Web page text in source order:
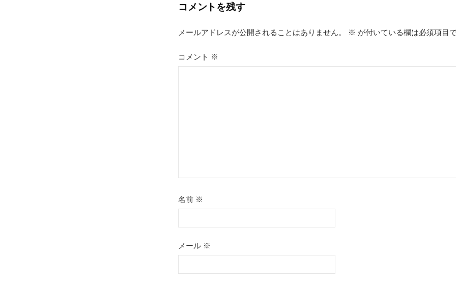
ビ
ゲ
ー
コメントを残す
メールアドレスが公開されることはありません。 ※ が付いている欄は必須項目
コメント ※
名前 ※
メール ※